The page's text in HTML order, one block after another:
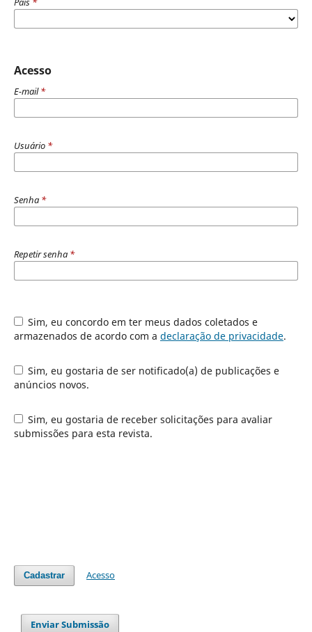
Acesso
E-mail*
Usuário *
Senha *
Repetir senha *
Sim, eu concordo em ter meus dados coletados e
armazenados de acordo com a declaração de privacidade.
Sim, eu gostaria de ser notificado(a) de publicações e
anúncios novos.
Sim, eu gostaria de receber solicitações para avaliar
submissões para esta revista.
Cadastrar Acesso
Enviar Submissão